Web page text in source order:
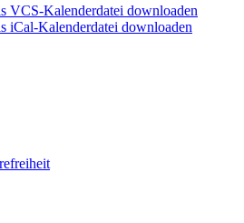
VCS-Kalenderdatei downloaden
iCal-Kalenderdatei downloaden